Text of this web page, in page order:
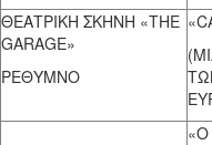
ΘΕΑΤΡΙΚΗ ΣΚΗΝΗ «THE
GARAGE»
ΡΕΘΥΜΝΟ
«Ο